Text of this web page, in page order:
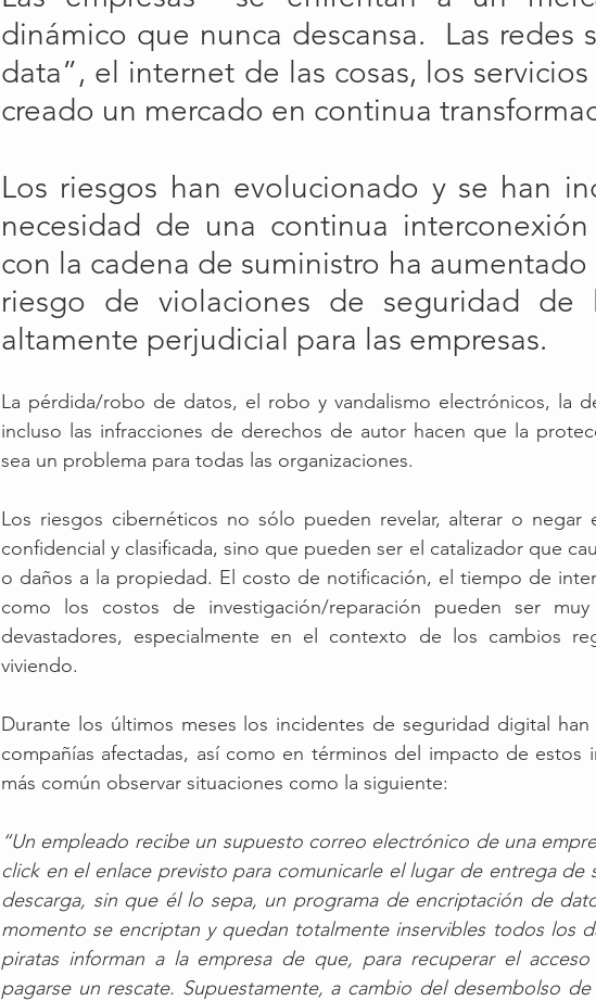
dinámico que nunca descansa.  Las redes
data”, el internet de las cosas, los
creado un mercado en continua
Los riesgos han evolucionado y se han
necesidad de una continua
con la cadena de suministro ha
riesgo de violaciones de seguridad de
altamente perjudicial para las empresas.
La pérdida/robo de datos, el robo y vandalismo electrónicos, la
incluso las infracciones de derechos de autor hacen que la
sea un problema para todas las organizaciones.
Los riesgos cibernéticos no sólo pueden revelar, alterar o negar
confidencial y clasificada, sino que pueden ser el catalizador que
o daños a la propiedad. El costo de notificación, el tiempo de
como los costos de investigación/reparación pueden ser
devastadores, especialmente en el contexto de los cambios
viviendo.
Durante los últimos meses los incidentes de seguridad digital
compañías afectadas, así como en términos del impacto de estos
más común observar situaciones como la siguiente:
“Un empleado recibe un supuesto correo electrónico de una
click en el enlace previsto para comunicarle el lugar de entrega de
descarga, sin que él lo sepa, un programa de encriptación de
momento se encriptan y quedan totalmente inservibles todos los
piratas informan a la empresa de que, para recuperar el
pagarse un rescate. Supuestamente, a cambio del desembolso